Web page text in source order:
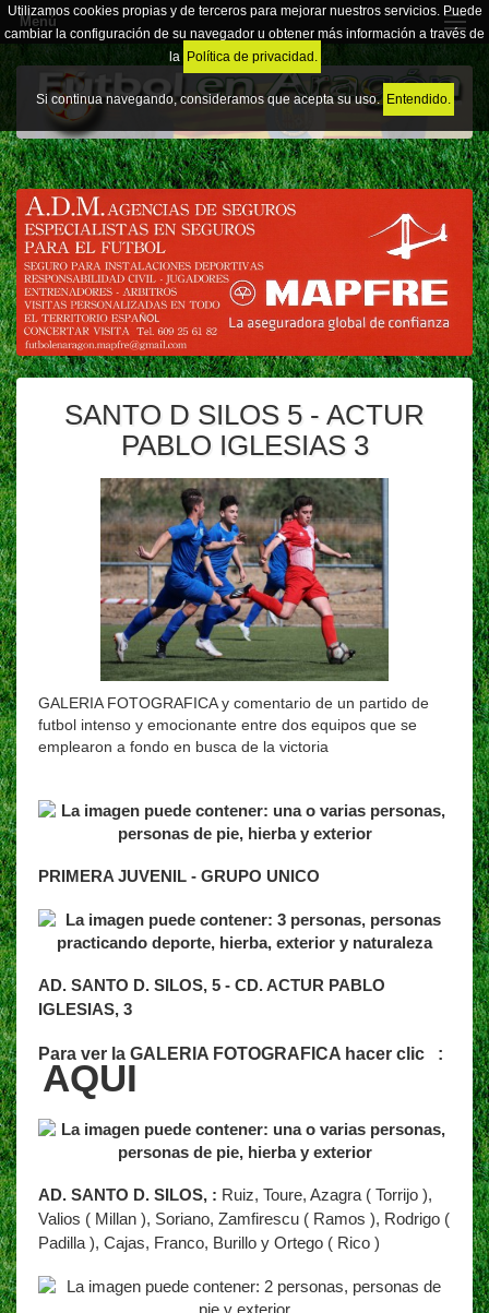
Utilizamos cookies propias y de terceros para mejorar nuestros servicios. Puede
cambiar la configuración de su navegador u obtener más información a través de
la Política de privacidad.
Si continua navegando, consideramos que acepta su uso. Entendido.
Menú
SANTO D SILOS 5 - ACTUR
PABLO IGLESIAS 3
GALERIA FOTOGRAFICA y comentario de un partido de
futbol intenso y emocionante entre dos equipos que se
emplearon a fondo en busca de la victoria
PRIMERA JUVENIL - GRUPO UNICO
AD. SANTO D. SILOS, 5 - CD. ACTUR PABLO
IGLESIAS, 3
Para ver la GALERIA FOTOGRAFICA hacer clic :
AQUI
AD. SANTO D. SILOS, : Ruiz, Toure, Azagra ( Torrijo ),
Valios ( Millan ), Soriano, Zamfirescu ( Ramos ), Rodrigo (
Padilla ), Cajas, Franco, Burillo y Ortego ( Rico )